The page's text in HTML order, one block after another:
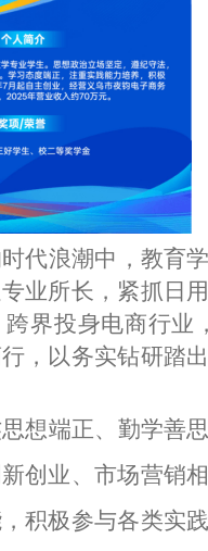
代浪潮中，教育
业所长，紧抓日
界投身电商行业
，以务实钻研踏
想端正、勤学善
创业、市场营销
积极参与各类实